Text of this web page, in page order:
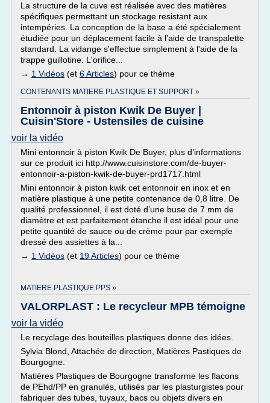
La structure de la cuve est réalisée avec des matières
spécifiques permettant un stockage resistant aux
intempéries. La conception de la base a été spécialement
étudiée pour un déplacement facile à l'aide de transpalette
standard. La vidange s'effectue simplement à l'aide de la
trappe guillotine. L'orifice...
→ 1 Vidéos (et 6 Articles) pour ce thème
CONTENANTS MATIERE PLASTIQUE ET SUPPORT »
Entonnoir à piston Kwik De Buyer |
Cuisin'Store - Ustensiles de cuisine
voir la vidéo
Mini entonnoir à piston Kwik De Buyer, plus d’informations
sur ce produit ici http://www.cuisinstore.com/de-buyer-
entonnoir-a-piston-kwik-de-buyer-prd1717.html
Mini entonnoir à piston kwik cet entonnoir en inox et en
matière plastique à une petite contenance de 0,8 litre. De
qualité professionnel, il est doté d’une buse de 7 mm de
diamètre et est parfaitement étanche il est idéal pour une
petite quantité de sauce ou de crème pour par exemple
dressé des assiettes à la...
→ 1 Vidéos (et 19 Articles) pour ce thème
MATIERE PLASTIQUE PPS »
VALORPLAST : Le recycleur MPB témoigne
voir la vidéo
Le recyclage des bouteilles plastiques donne des idées.
Sylvia Blond, Attachée de direction, Matières Pastiques de
Bourgogne.
Matières Plastiques de Bourgogne transforme les flacons
de PEhd/PP en granulés, utilisés par les plasturgistes pour
fabriquer des tubes, tuyaux, bacs ou objets divers en